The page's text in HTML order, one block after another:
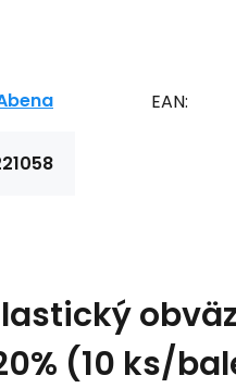
EAN:
(10 ks/